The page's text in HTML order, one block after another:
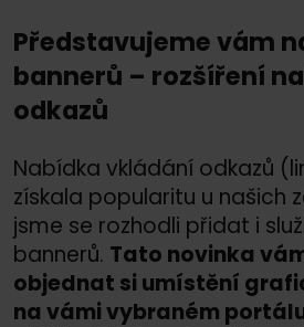
Představujeme vám
bannerů – rozšíření
odkazů
Nabídka vkládání odkazů
získala popularitu u našich
jsme se rozhodli přidat i
bannerů. Tato novinka
objednat si umístění
na vámi vybraném